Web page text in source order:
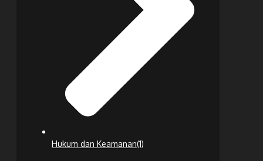
Hukum dan Keamanan(1)